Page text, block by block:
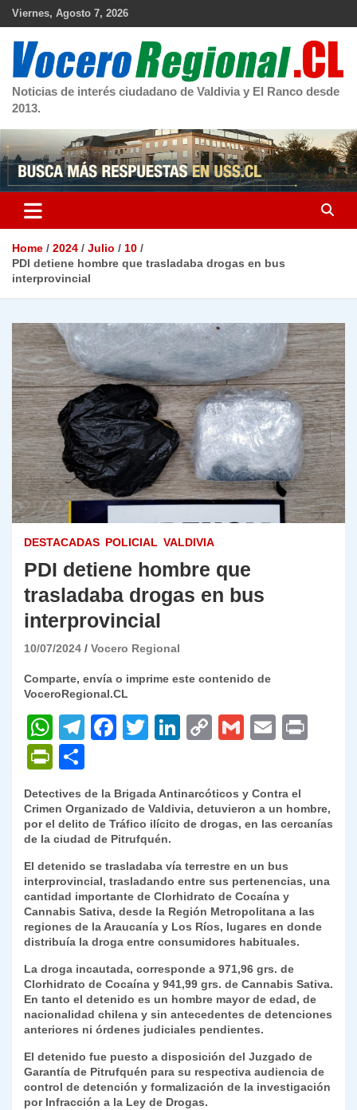
Skip
Viernes, Agosto 7, 2026
Noticias de interés ciudadano de Valdivia y El Ranco desde
2013.
Home 2024 Julio
10
PDI detiene hombre que trasladaba drogas en bus
interprovincial
DESTACADAS POLICIAL VALDIVIA
PDI detiene hombre que
trasladaba drogas en bus
interprovincial
10/07/2024 Vocero Regional
Comparte, envía o imprime este contenido de
VoceroRegional.CL
W
h
at
s
A
p
p
T
gr
a
m
F
e
b
o
o
k
T
er
Li
e
dI
n
C
y
Li
n
k
G
l
E
l
P
ri
nt
Fr
ie
n
dl
y
o
m
p
ar
tir
Detectives de la Brigada Antinarcóticos y Contra el
Crimen Organizado de Valdivia, detuvieron a un hombre,
por el delito de Tráfico ilícito de drogas, en las cercanías
de la ciudad de Pitrufquén.
El detenido se trasladaba vía terrestre en un bus
interprovincial, trasladando entre sus pertenencias, una
cantidad importante de Clorhidrato de Cocaína y
Cannabis Sativa, desde la Región Metropolitana a las
regiones de la Araucanía y Los Ríos, lugares en donde
distribuía la droga entre consumidores habituales.
La droga incautada, corresponde a 971,96 grs. de
Clorhidrato de Cocaína y 941,99 grs. de Cannabis Sativa.
En tanto el detenido es un hombre mayor de edad, de
nacionalidad chilena y sin antecedentes de detenciones
anteriores ni órdenes judiciales pendientes.
El detenido fue puesto a disposición del Juzgado de
Garantía de Pitrufquén para su respectiva audiencia de
control de detención y formalización de la investigación
por Infracción a la Ley de Drogas.